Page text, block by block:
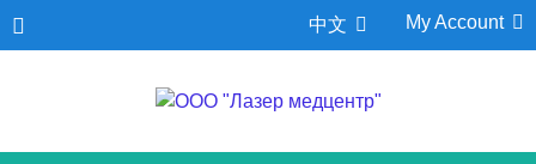
中文 My Account